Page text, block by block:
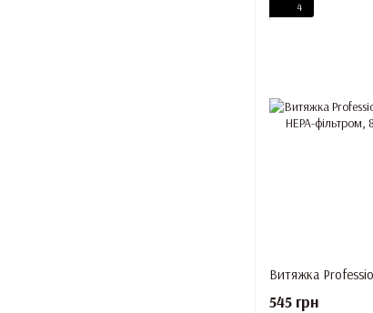
4
545 грн